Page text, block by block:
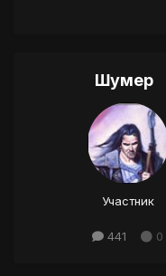
Шумер
Участник
441 0